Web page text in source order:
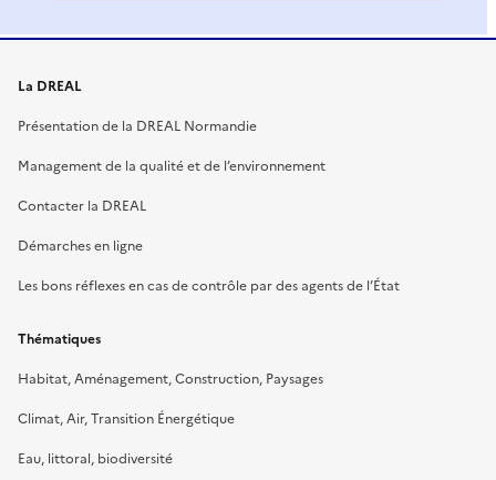
La DREAL
Présentation de la DREAL Normandie
Management de la qualité et de l’environnement
Contacter la DREAL
Démarches en ligne
Les bons réflexes en cas de contrôle par des agents de l’État
Thématiques
Habitat, Aménagement, Construction, Paysages
Climat, Air, Transition Énergétique
Eau, littoral, biodiversité